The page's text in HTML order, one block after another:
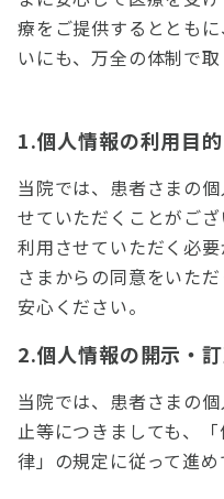
療をご提供するととも
いにも、万全の体制で取
1.個人情報の利用目
当院では、患者さまの
せていただくことがご
利用させていただく必
さまからの同意をいた
安心ください。
2.個人情報の開示・
当院では、患者さまの
止等につきましても、
律」の規定に従って進め